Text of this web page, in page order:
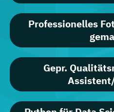
Professionelles
Gepr.